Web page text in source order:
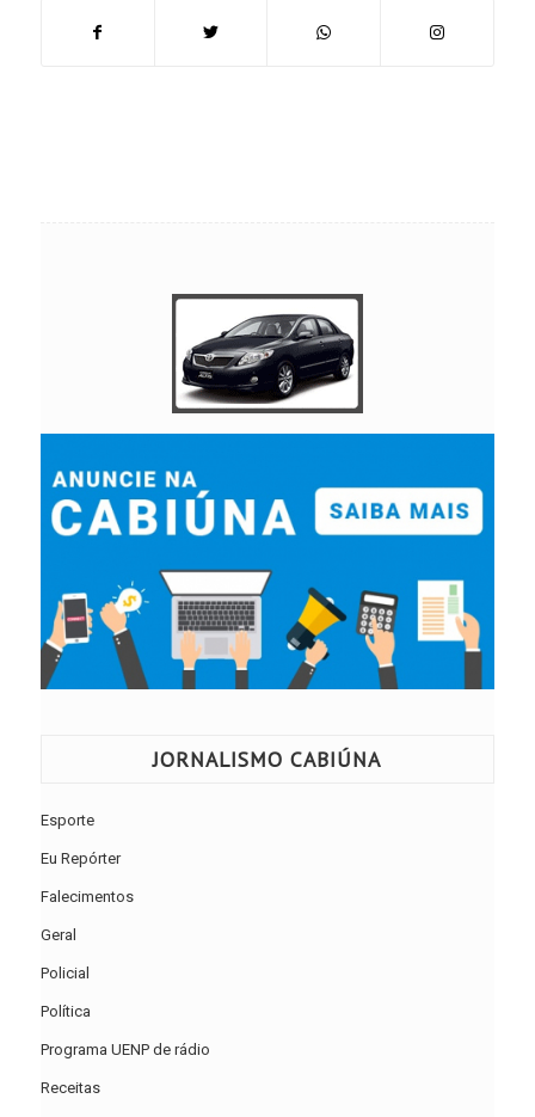
JORNALISMO CABIÚNA
Esporte
Eu Repórter
Falecimentos
Geral
Policial
Política
Programa UENP de rádio
Receitas